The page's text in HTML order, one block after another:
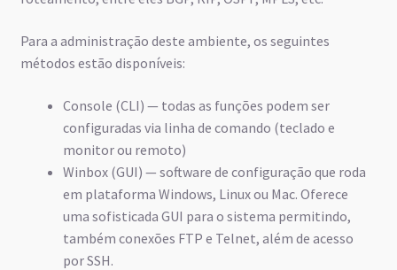
Para a administração deste ambiente, os seguintes
métodos estão disponíveis:
Console (CLI) — todas as funções podem ser
configuradas via linha de comando (teclado e
monitor ou remoto)
Winbox (GUI) — software de configuração que roda
em plataforma Windows, Linux ou Mac. Oferece
uma sofisticada GUI para o sistema permitindo,
também conexões FTP e Telnet, além de acesso
por SSH.